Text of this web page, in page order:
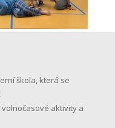
škola, která se
aktivity a